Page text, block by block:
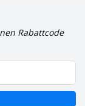
Rabattcode